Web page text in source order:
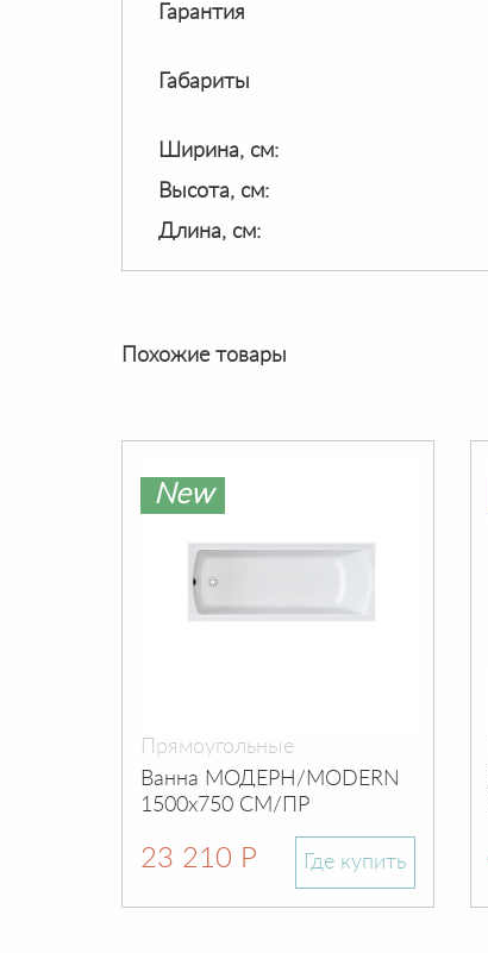
Гарантия
Габариты
Ширина, см:
Высота, см:
Длина, см:
Похожие товары
New
Прямоугольные
Ванна МОДЕРН/MODERN
1500х750 СМ/ПР
23 210 Р Где купить